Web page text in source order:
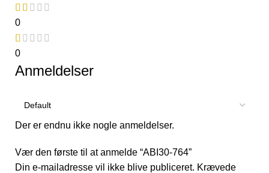
0
0
Anmeldelser
Der er endnu ikke nogle anmeldelser.
Vær den første til at anmelde “ABI30-764”
Din e-mailadresse vil ikke blive publiceret. Krævede